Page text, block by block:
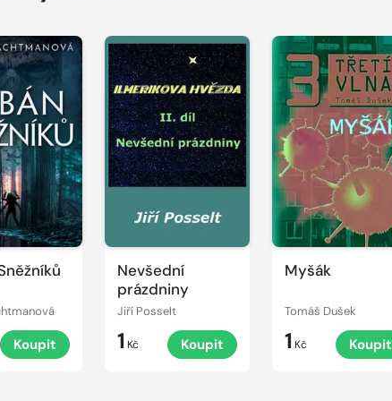
Koupit
Nevšední
prázdniny
Jiří Posselt
1 Kč Koupit
Myšák
Tomáš Dušek
1 Kč Koupit